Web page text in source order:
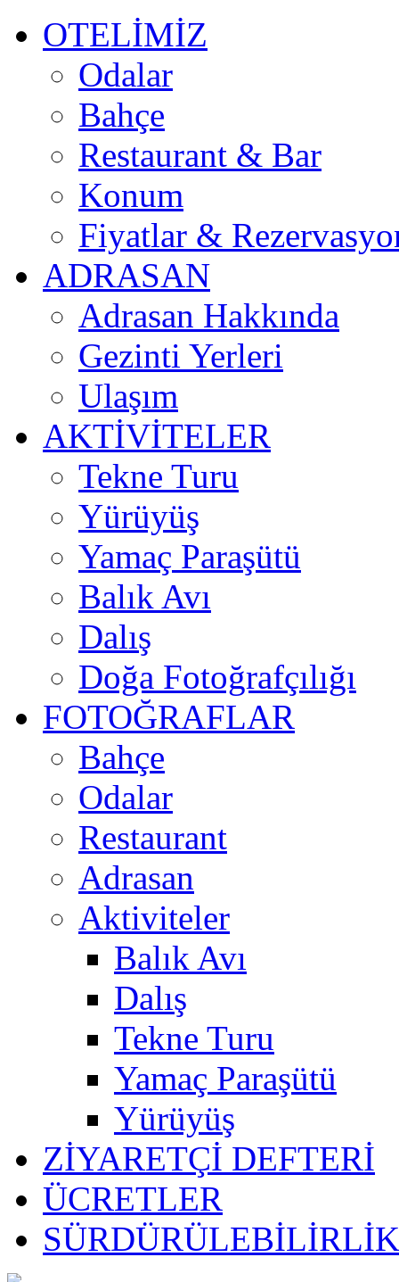
OTELİMİZ
Odalar
Bahçe
Restaurant & Bar
Konum
Fiyatlar &
ADRASAN
Adrasan Hakkında
Gezinti Yerleri
Ulaşım
AKTİVİTELER
Tekne Turu
Yürüyüş
Yamaç Paraşütü
Balık Avı
Dalış
Doğa Fotoğrafçılığı
FOTOĞRAFLAR
Bahçe
Odalar
Restaurant
Adrasan
Aktiviteler
Balık Avı
Dalış
Tekne Turu
Yamaç Paraşütü
Yürüyüş
ZİYARETÇİ DEFTERİ
ÜCRETLER
SÜRDÜRÜLEBİLİRLİK